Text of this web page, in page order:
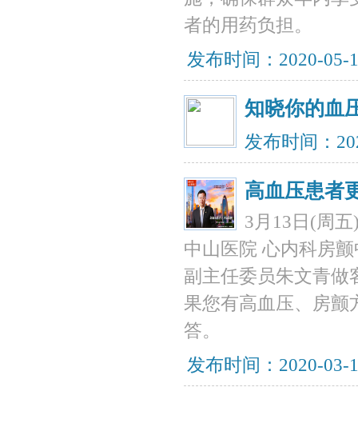
者的用药负担。
发布时间：2020-
知晓你的血
发布时间：
高血压患者
3月13日(周
中山医院 心内科房
副主任委员朱文青做
果您有高血压、房颤
答。
发布时间：2020-